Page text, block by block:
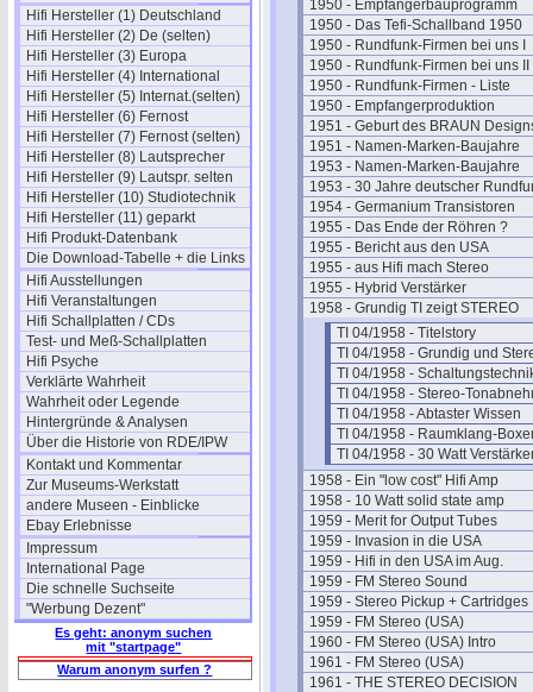
Hifi Hersteller (1) Deutschland
Hifi Hersteller (2) De (selten)
Hifi Hersteller (3) Europa
Hifi Hersteller (4) International
Hifi Hersteller (5) Internat.(selten)
Hifi Hersteller (6) Fernost
Hifi Hersteller (7) Fernost (selten)
Hifi Hersteller (8) Lautsprecher
Hifi Hersteller (9) Lautspr. selten
Hifi Hersteller (10) Studiotechnik
Hifi Hersteller (11) geparkt
Hifi Produkt-Datenbank
Die Download-Tabelle + die Links
Hifi Ausstellungen
Hifi Veranstaltungen
Hifi Schallplatten / CDs
Test- und Meß-Schallplatten
Hifi Psyche
Verklärte Wahrheit
Wahrheit oder Legende
Hintergründe & Analysen
Über die Historie von RDE/IPW
Kontakt und Kommentar
Zur Museums-Werkstatt
andere Museen - Einblicke
Ebay Erlebnisse
Impressum
International Page
Die schnelle Suchseite
"Werbung Dezent"
Es geht: anonym suchen
mit "startpage"
Warum anonym surfen ?
1950 - Empfängerbauprogramm
1950 - Das Tefi-Schallband 1950
1950 - Rundfunk-Firmen bei uns I
1950 - Rundfunk-Firmen bei uns II
1950 - Rundfunk-Firmen - Liste
1950 - Empfangerproduktion
1951 - Geburt des BRAUN
1951 - Namen-Marken-Baujahre
1953 - Namen-Marken-Baujahre
1953 - 30 Jahre deutscher
1954 - Germanium Transistoren
1955 - Das Ende der Röhren ?
1955 - Bericht aus den USA
1955 - aus Hifi mach Stereo
1955 - Hybrid Verstärker
1958 - Grundig TI zeigt STEREO
TI 04/1958 - Titelstory
TI 04/1958 - Grundig und
TI 04/1958 -
TI 04/1958 - Stereo-
TI 04/1958 - Abtaster Wissen
TI 04/1958 - Raumklang-
TI 04/1958 - 30 Watt
1958 - Ein "low cost" Hifi Amp
1958 - 10 Watt solid state amp
1959 - Merit for Output Tubes
1959 - Invasion in die USA
1959 - Hifi in den USA im Aug.
1959 - FM Stereo Sound
1959 - Stereo Pickup + Cartridges
1959 - FM Stereo (USA)
1960 - FM Stereo (USA) Intro
1961 - FM Stereo (USA)
1961 - THE STEREO DECISION